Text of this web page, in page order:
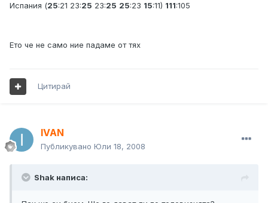
Испания (25:21 23:25 23:25 25:23 15:11) 111:105
Ето че не само ние падаме от тях
Цитирай
IVAN
Публикувано Юли 18, 2008
Shak написа: